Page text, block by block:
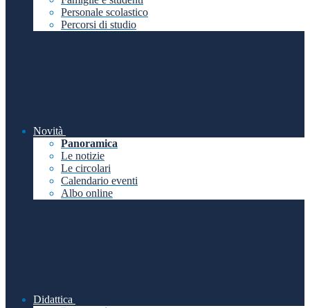
Personale scolastico
Percorsi di studio
Novità
Panoramica
Le notizie
Le circolari
Calendario eventi
Albo online
Didattica